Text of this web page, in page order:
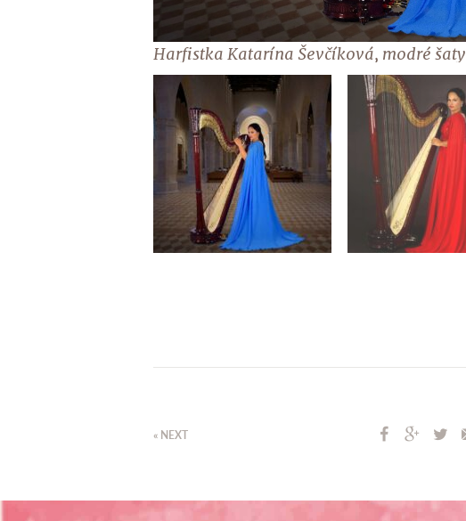
Harfistka Katarína Ševčíková, modré šaty
« NEXT